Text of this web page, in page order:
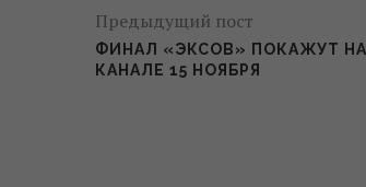
Предыдущий пост
ФИНАЛ «ЭКСОВ» ПОКАЖУТ
КАНАЛЕ 15 НОЯБРЯ